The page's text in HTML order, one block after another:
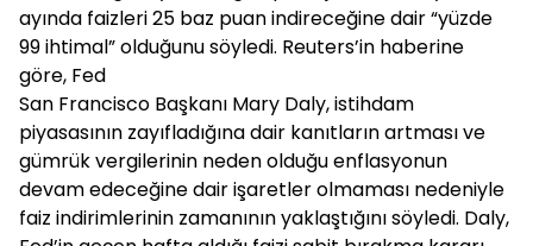
ayında faizleri 25 baz puan indireceğine dair “yüzde
99 ihtimal” olduğunu söyledi. Reuters’in haberine
göre, Fed
San Francisco Başkanı Mary Daly, istihdam
piyasasının zayıfladığına dair kanıtların artması ve
gümrük vergilerinin neden olduğu enflasyonun
devam edeceğine dair işaretler olmaması nedeniyle
faiz indirimlerinin zamanının yaklaştığını söyledi. Daly,